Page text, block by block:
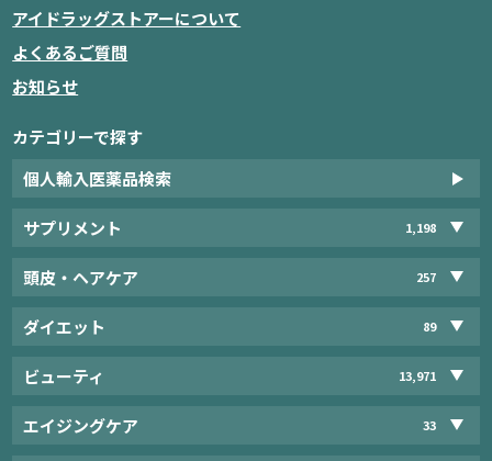
アイドラッグストアーについて
よくあるご質問
お知らせ
カテゴリーで探す
個人輸入医薬品検索
サプリメント 1,198
頭皮・ヘアケア 257
ダイエット 89
ビューティ 13,971
エイジングケア 33